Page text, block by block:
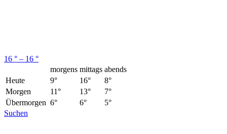
16 ° – 16 °
morgens mittags abends
Heute
9° 16°
8°
Morgen
11° 13°
7°
Übermorgen 6° 6°
5°
Suchen